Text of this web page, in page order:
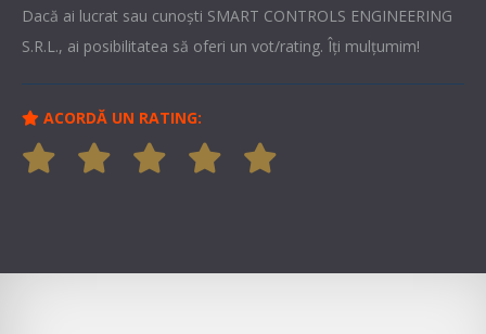
Dacă ai lucrat sau cunoşti SMART CONTROLS ENGINEERING
S.R.L., ai posibilitatea să oferi un vot/rating. Îți mulțumim!
ACORDĂ UN RATING: